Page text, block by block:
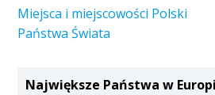
Miejsca i miejscowości Polski
Państwa Świata
Największe Państwa w